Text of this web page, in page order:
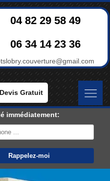
04 82 29 58 49
06 34 14 23 36
Devis Gratuit
immédiatement: